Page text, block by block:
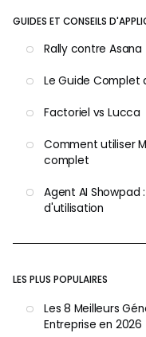
GUIDES ET CONSEILS
Rally contre Asana
Le Guide Complet
Factoriel vs Lucca
Comment utiliser
complet
Agent AI
d'utilisation
LES PLUS POPULAIRES
Les 8 Meilleurs
Entreprise en 2026